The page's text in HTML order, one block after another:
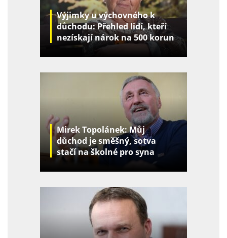
Výjimky u výchovného k
důchodu: Přehled lidí, kteří
nezískají nárok na 500 korun
za děti
Mirek Topolánek: Můj
důchod je směšný, sotva
stačí na školné pro syna